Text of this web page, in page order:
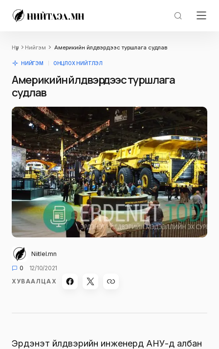
Нүүр Нийгэм Америкийн үйлдвэрүүдээс туршлага судлав
НИЙГЭМ ОНЦЛОХ НИЙТЛЭЛ
Америкийн үйлдвэрүүдээс туршлага
судлав
Niitlel.mn
0
12/10/2021
ХУВААЛЦАХ
Эрдэнэт үйлдвэрийн инженерүүд АНУ-д албан